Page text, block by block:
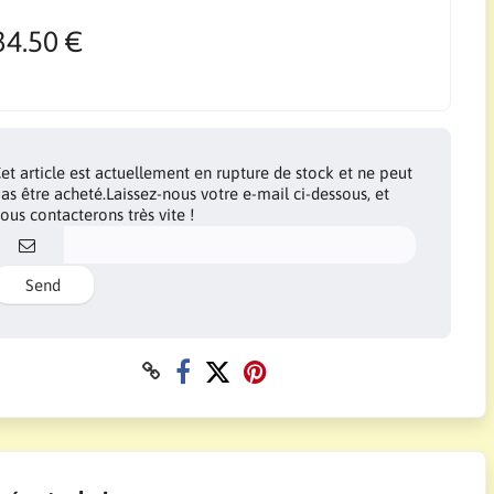
€
article est actuellement en rupture de stock et ne peut
être acheté.Laissez-nous votre e-mail ci-dessous, et
contacterons très vite !
Send